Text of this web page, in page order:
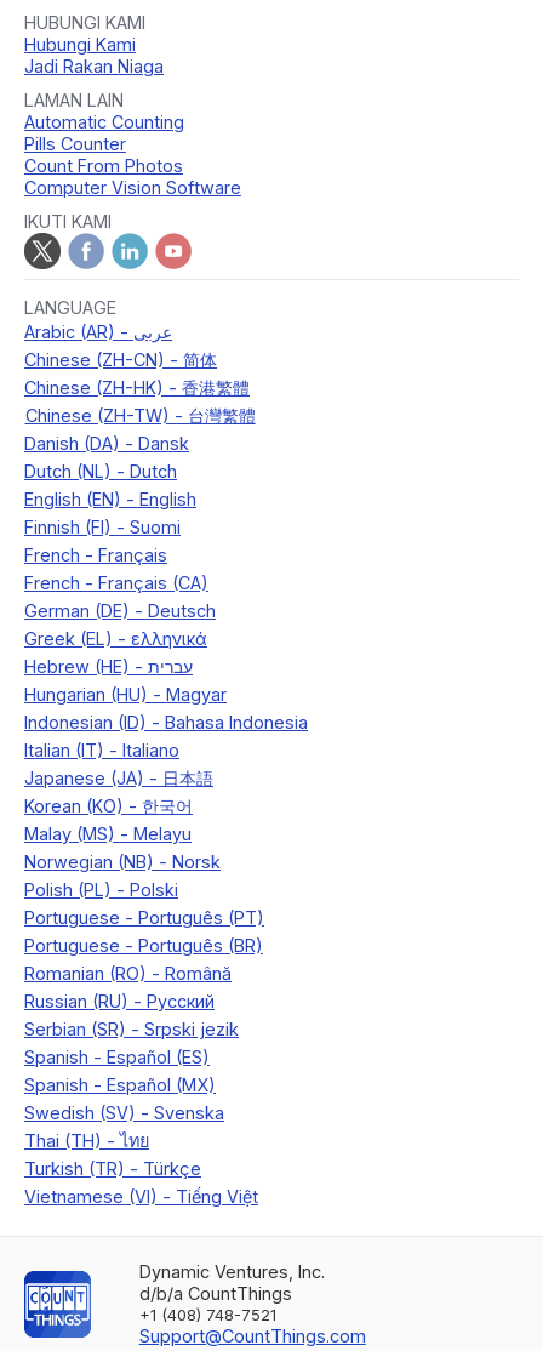
HUBUNGI KAMI
Hubungi Kami
Jadi Rakan Niaga
LAMAN LAIN
Automatic Counting
Pills Counter
Count From Photos
Computer Vision Software
IKUTI KAMI
LANGUAGE
Dynamic Ventures, Inc.
d/b/a CountThings
+1 (408) 748-7521
Support@CountThings.com